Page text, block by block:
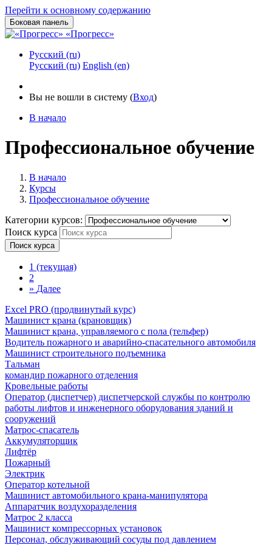
Перейти к основному содержанию
Боковая панель
«Прогресс»
Русский ‎(ru)‎
Русский ‎(ru)‎ English ‎(en)‎
Вы не вошли в систему (Вход)
В начало
Профессиональное обучение
В начало
Курсы
Профессиональное обучение
Категории курсов:
Поиск курса
Поиск курса
1 (текущая)
2
» Далее
Excel PRO (продвинутый курс)
Машинист крана (крановщик)
Машинист крана, управляемого с пола (тельфер)
Водитель пожарного и аварийно-спасательного автомобиля
Машинист строительного подъемника
Тальман
командир пожарного отделения
Кровельные работы
Оператор (диспетчер) диспетчерской службы по контролю
работы лифтов и инженерного оборудования зданий и
сооружений
Матрос-спасатель
Аккумуляторщик
Лифтёр
Пожарный
Электрик
Оператор котельной
Машинист автомобильного крана-манипулятора
Аппаратчик воздухоразделения
Матрос 2 класса
Машинист компрессорных установок
Персонал, обслуживающий сосуды под давлением